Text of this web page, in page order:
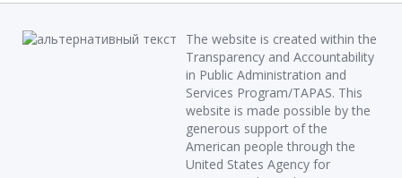
The website is created within the
Transparency and Accountability
in Public Administration and
Services Program/TAPAS. This
website is made possible by the
generous support of the
American people through the
United States Agency for